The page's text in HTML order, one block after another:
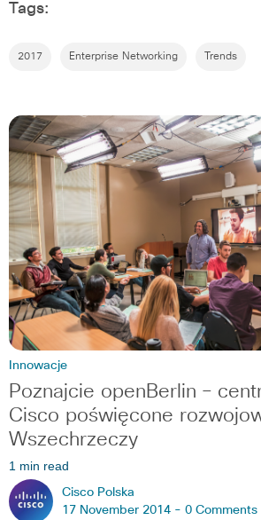
Tags:
2017 Enterprise Networking Trends
Innowacje
Poznajcie openBerlin –
Cisco poświęcone
Wszechrzeczy
1 min read
Cisco Polska
17 November 2014 - 0 Comments